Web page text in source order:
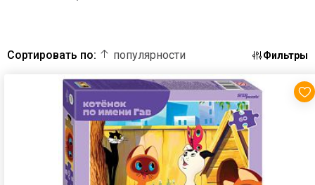
Сортировать по: популярности Фильтры